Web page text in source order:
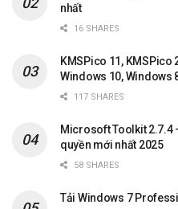
nhất
16 SHARES
KMSPico 11, KMSPico
Windows 10, Windows
117 SHARES
Microsoft Toolkit 2.7.4
quyền mới nhất 2025
58 SHARES
Tải Windows 7